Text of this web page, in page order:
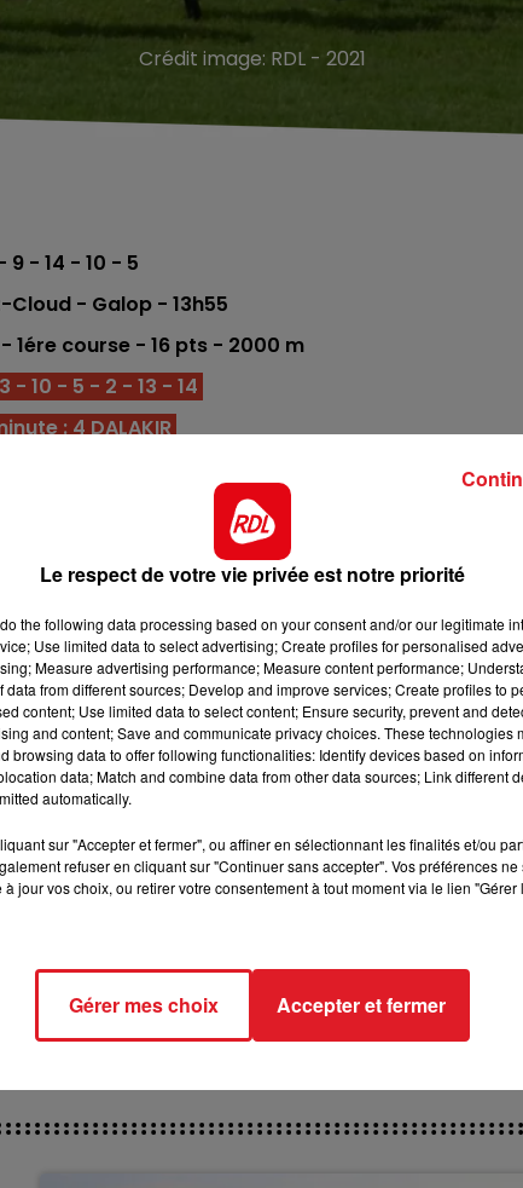
10h00 - 12h00
Crédit image: RDL - 2021
9 - 14 - 10 - 5
Cloud - Galop - 13h55
1ére course - 16 pts - 2000 m
- 10 - 5 - 2 - 13 - 14
: 4 DALAKIR
depuis le début de l'année. Il lui manque juste la
C'est un Graffard, on fonce.
un 100% de réussite dans les événements. C'est
à un premier succés.
places dans les quintés. Dur à l'effort, elle va
d'elle-même.
ici pour la première fois dans un hanficap. Bien en
un avantage pour elle.
montrent en gros progrès, maintenant elle va
16 dans les boîtes.
couru dans une course référence à Dieppe sur
seront pour lui un plus.
nommé, et si tout se passe bien cette
RDL Week-end
Le respect de votre vie privée est notre priorité
do the following data processing based on your consent and/or our legitimate
Use limited data to select advertising; Create profiles for personalised
Measure advertising performance; Measure content performance;
data from different sources; Develop and improve services; Create profiles to
content; Use limited data to select content; Ensure security, prevent and
and content; Save and communicate privacy choices. These technologies
browsing data to offer following functionalities: Identify devices based on
data; Match and combine data from other data sources; Link different
automatically.
sur "Accepter et fermer", ou affiner en sélectionnant les finalités et/ou
refuser en cliquant sur "Continuer sans accepter". Vos préférences
à jour vos choix, ou retirer votre consentement à tout moment via le lien
Gérer mes choix Accepter et fermer